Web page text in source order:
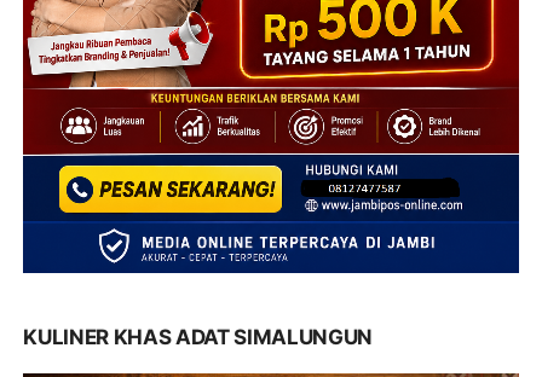
KULINER KHAS ADAT SIMALUNGUN